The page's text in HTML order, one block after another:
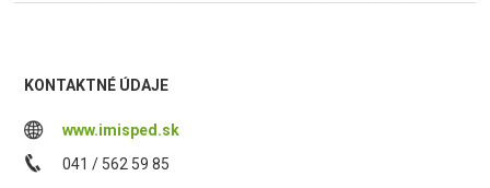
KONTAKTNÉ ÚDAJE
www.imisped.sk
041 / 562 59 85